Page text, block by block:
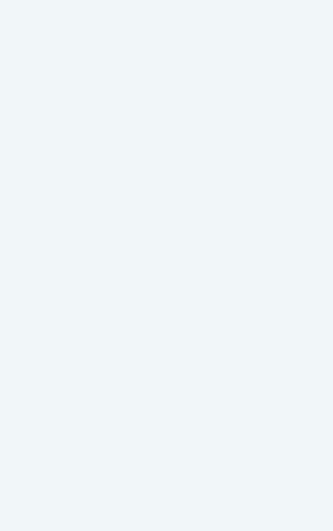
根据网络或应用程序的特定需求轻
展，而无需对硬件进行物理更改：
能增强和新功能可以透过软件更新
的操作系统轮换（循环）、操作系
件诊断功能。操作系统故障转移是
提供两种模式可供选择：「动
操作系统故障时，动态切换到黄金
强制模式」，使用闩锁开关强制重
系统以进行恢复或诊断。 在 DNA
功能可实现不间断的服务并防
定安全的基础。此增值功能增强了
网络的整体稳定性，在这些环境中，
具有挑战性，并确保了弹性且值得
在内存方面，DNA 140 利用单个
，提高了效能和效率。此外，还保
，用于双 5G 和单 Wi-Fi 模块，以
由，实现大规模物联网联机，以及
插槽，以更好地适应智慧环境。 AI
为 4 核与 8 核，以满足不同应用需
，而 DFA 1163M 更独家支持 5G
瞩目的毫米波（mmWAVE）技
入，完美释放 FWA 的优势，而 Wi-
室内各式装置的无缝连接。此外，
，并可选配以太网络供电（PoE）
络摄影机、无线基地台（AP）或
装置，展现极致的连接弹性。 DFA
，便是其内建的八埠 1GbE RJ45 管
交换器能有效卸除 CPU 在封包处
出宝贵的运算资源，让 DFA 1163
货商与企业专业人士梦寐以求的
境中，助您保持领先地位，展现卓
为中小企业环境量身打造的 DFA
术架构，极致扩展虚拟网络部署的
人员得以轻松驾驭各种应用场景与
应用，意味着我们必须深入了解每
各种方案的服务供货商来说，以
设备在处理大量流量时的稳定性、
延迟需求、移动性和户外广域连接
否提供一套全面且具前瞻性的解决
可分为四个等级：消费级、企业
级。不同等级的 5G FWA，各自专
功能，以便在各种使用场景中，都
的优势。下表 I 详细说明了这四
FWA 等级及其属
★★★★★ ★★ - 工业
级
★★★★★ ★★★ ★★★ ★★★